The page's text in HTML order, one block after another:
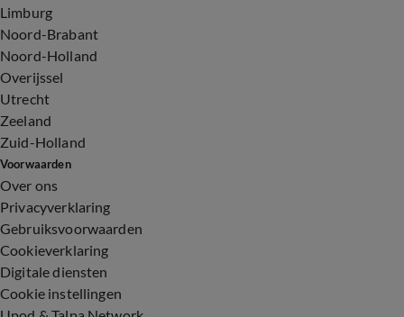
Limburg
Noord-Brabant
Noord-Holland
Overijssel
Utrecht
Zeeland
Zuid-Holland
Voorwaarden
Over ons
Privacyverklaring
Gebruiksvoorwaarden
Cookieverklaring
Digitale diensten
Cookie instellingen